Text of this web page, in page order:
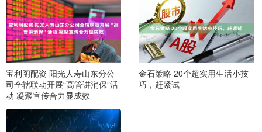
宝利阁配资 阳光人寿山东分公
司全辖联动开展“高管讲消保”活
动 凝聚宣传合力显成效
金石策略 20个超实用生活小技
巧，赶紧试